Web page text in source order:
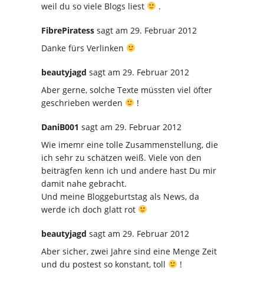
weil du so viele Blogs liest
.
FibrePiratess sagt am 29. Februar 2012
Danke fürs Verlinken
beautyjagd sagt am 29. Februar 2012
Aber gerne, solche Texte müssten viel öfter
geschrieben werden
!
DaniB001 sagt am 29. Februar 2012
Wie imemr eine tolle Zusammenstellung, die
ich sehr zu schätzen weiß. Viele von den
beiträgfen kenn ich und andere hast Du mir
damit nahe gebracht.
Und meine Bloggeburtstag als News, da
werde ich doch glatt rot
beautyjagd sagt am 29. Februar 2012
Aber sicher, zwei Jahre sind eine Menge Zeit
und du postest so konstant, toll
!